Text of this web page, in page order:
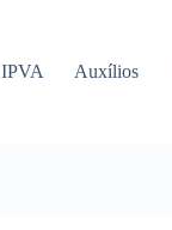
IPVA Auxílios